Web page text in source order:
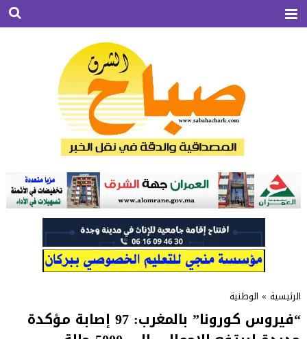
الرئيسية » الوطنية
“فيروس كورونا” بالمغرب: 97 إصابة مؤكدة